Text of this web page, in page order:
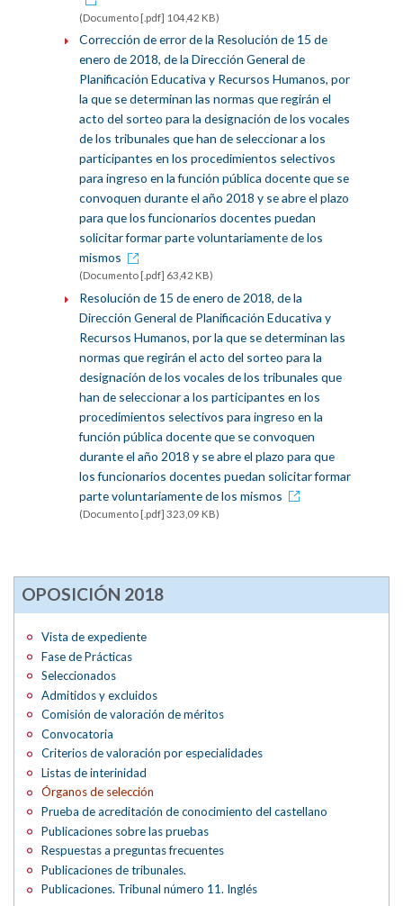
(Documento [.pdf] 104,42 KB)
Corrección de error de la Resolución de 15 de
enero de 2018, de la Dirección General de
Planificación Educativa y Recursos Humanos, por
la que se determinan las normas que regirán el
acto del sorteo para la designación de los vocales
de los tribunales que han de seleccionar a los
participantes en los procedimientos selectivos
para ingreso en la función pública docente que se
convoquen durante el año 2018 y se abre el plazo
para que los funcionarios docentes puedan
solicitar formar parte voluntariamente de los
mismos
(Documento [.pdf] 63,42 KB)
Resolución de 15 de enero de 2018, de la
Dirección General de Planificación Educativa y
Recursos Humanos, por la que se determinan las
normas que regirán el acto del sorteo para la
designación de los vocales de los tribunales que
han de seleccionar a los participantes en los
procedimientos selectivos para ingreso en la
función pública docente que se convoquen
durante el año 2018 y se abre el plazo para que
los funcionarios docentes puedan solicitar formar
parte voluntariamente de los mismos
(Documento [.pdf] 323,09 KB)
OPOSICIÓN 2018
Vista de expediente
Fase de Prácticas
Seleccionados
Admitidos y excluidos
Comisión de valoración de méritos
Convocatoria
Criterios de valoración por especialidades
Listas de interinidad
Órganos de selección
Prueba de acreditación de conocimiento del castellano
Publicaciones sobre las pruebas
Respuestas a preguntas frecuentes
Publicaciones de tribunales.
Publicaciones. Tribunal número 11. Inglés